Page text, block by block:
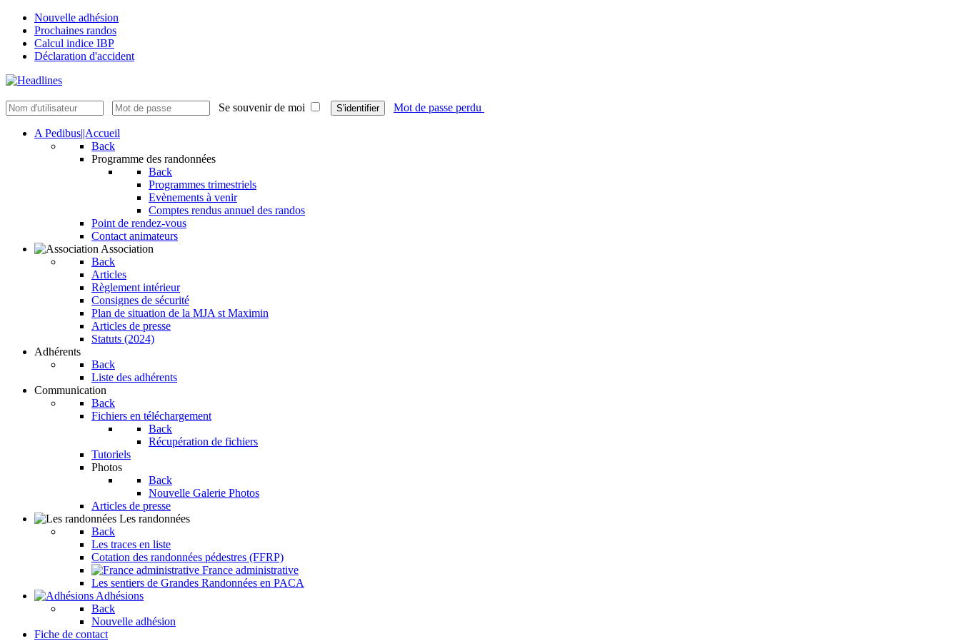
Nouvelle adhésion
Prochaines randos
Calcul indice IBP
Déclaration d'accident
Se souvenir de moi S'identifier Mot de passe perdu
A Pedibus||Accueil
Back
Programme des randonnées
Back
Programmes trimestriels
Evènements à venir
Comptes rendus annuel des randos
Point de rendez-vous
Contact animateurs
Association
Back
Articles
Règlement intérieur
Consignes de sécurité
Plan de situation de la MJA st Maximin
Articles de presse
Statuts (2024)
Adhérents
Back
Liste des adhérents
Communication
Back
Fichiers en téléchargement
Back
Récupération de fichiers
Tutoriels
Photos
Back
Nouvelle Galerie Photos
Articles de presse
Les randonnées
Back
Les traces en liste
Cotation des randonnées pédestres (FFRP)
France administrative
Les sentiers de Grandes Randonnées en PACA
Adhésions
Back
Nouvelle adhésion
Fiche de contact